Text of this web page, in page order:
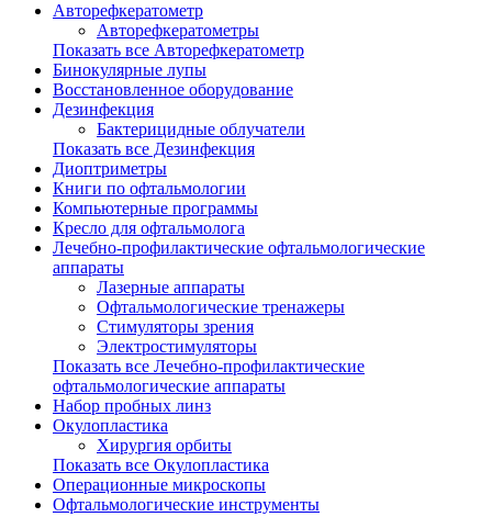
Авторефкератометр
Авторефкератометры
Показать все Авторефкератометр
Бинокулярные лупы
Восстановленное оборудование
Дезинфекция
Бактерицидные облучатели
Показать все Дезинфекция
Диоптриметры
Книги по офтальмологии
Компьютерные программы
Кресло для офтальмолога
Лечебно-профилактические офтальмологические
аппараты
Лазерные аппараты
Офтальмологические тренажеры
Стимуляторы зрения
Электростимуляторы
Показать все Лечебно-профилактические
офтальмологические аппараты
Набор пробных линз
Окулопластика
Хирургия орбиты
Показать все Окулопластика
Операционные микроскопы
Офтальмологические инструменты